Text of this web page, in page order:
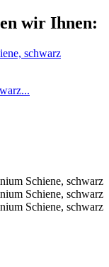
wir Ihnen: